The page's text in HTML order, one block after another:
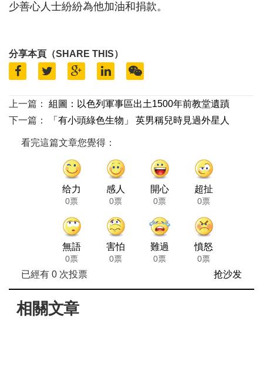
少善心人士紛紛為他加油和捐款。
分享本頁（SHARE THIS）
上一篇：
組圖：以色列軍事區出土1500年前教堂遺蹟
下一篇：
「有小頭綠色生物」 英男稱兒時見過外星人
看完這篇文章您覺得：
给力
0票
感人
0票
開心
0票
超扯
0票
無語
0票
害怕
0票
難過
0票
憤怒
0票
已經有 0次投票 抢沙发
相關文章